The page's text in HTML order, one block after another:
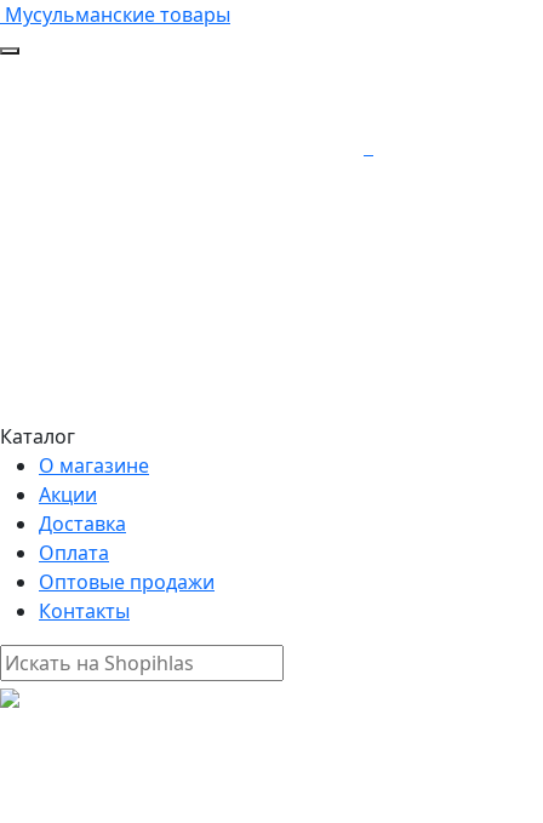
Мусульманские товары
Каталог
О магазине
Акции
Доставка
Оплата
Оптовые продажи
Контакты